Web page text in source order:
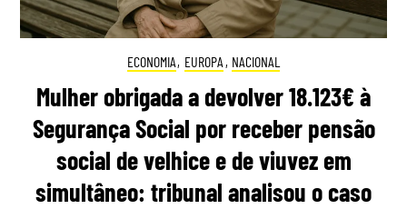
ECONOMIA, EUROPA , NACIONAL
Mulher obrigada a devolver 18.123€ à
Segurança Social por receber pensão
social de velhice e de viuvez em
simultâneo: tribunal analisou o caso